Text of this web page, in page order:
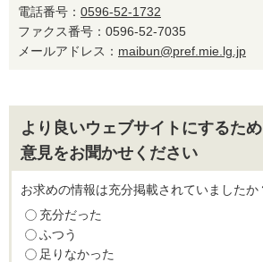
電話番号： 0596-52-1732
ファクス番号：0596-52-7035
メールアドレス： maibun@pref.mie.lg.jp
より良いウェブサイトにするた
意見をお聞かせください
お求めの情報は充分掲載されていましたか
充分だった
ふつう
足りなかった